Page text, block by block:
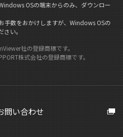
OSの端末からのみ、ダウンロー
手数をおかけしますが、Windows OSの
い。
社の登録商標です。
株式会社の登録商標です。
問い合わせ